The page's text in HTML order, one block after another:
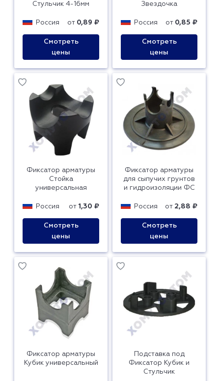
Стульчик 4-16мм
Россия от 0,89 ₽
Смотреть
цены
Звездочка
Россия от 0,85 ₽
Смотреть
цены
Фиксатор арматуры
Стойка
универсальная
Россия от 1,30 ₽
Смотреть
цены
Фиксатор арматуры
для сыпучих грунтов
и гидроизоляции ФС
Россия от 2,88 ₽
Смотреть
цены
Фиксатор арматуры
Кубик универсальный
Подставка под
Фиксатор Кубик и
Стульчик